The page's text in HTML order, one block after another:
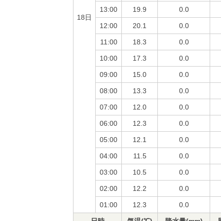
18日
13:00 19.9 0.0
12:00 20.1 0.0
11:00 18.3 0.0
10:00 17.3 0.0
09:00 15.0 0.0
08:00 13.3 0.0
07:00 12.0 0.0
06:00 12.3 0.0
05:00 12.1 0.0
04:00 11.5 0.0
03:00 10.5 0.0
02:00 12.2 0.0
01:00 12.3 0.0